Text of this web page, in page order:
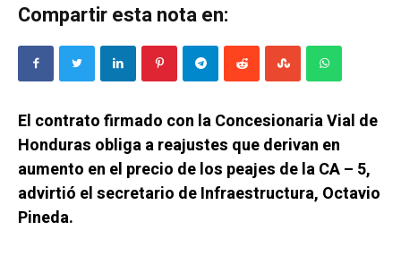
Compartir esta nota en:
El contrato firmado con la Concesionaria Vial de
Honduras obliga a reajustes que derivan en
aumento en el precio de los peajes de la CA – 5,
advirtió el secretario de Infraestructura, Octavio
Pineda.